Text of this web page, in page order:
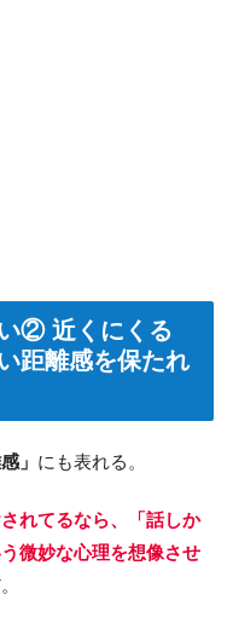
② 近くにくる
距離感を保たれ
」 にも表れる。
れてるなら、「話しか
微妙な心理を想像させ